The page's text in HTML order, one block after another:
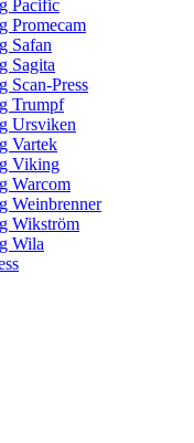
Pacific
Promecam
Safan
Sagita
Scan-Press
Trumpf
Ursviken
Vartek
Viking
Warcom
Weinbrenner
Wikström
Wila